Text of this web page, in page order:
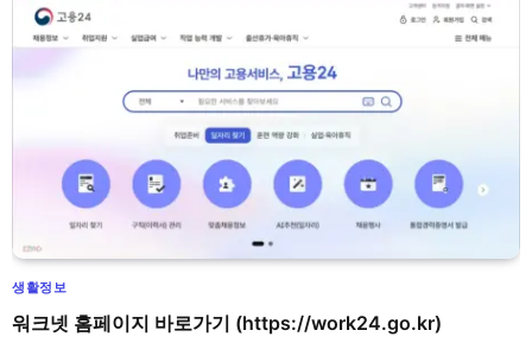
생활정보
워크넷 홈페이지 바로가기 (https://work24.go.kr)